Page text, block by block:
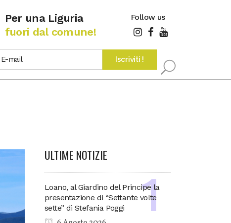
Per una Liguria
fuori dal comune!
Follow us
ULTIME NOTIZIE
Loano, al Giardino del Principe la
presentazione di “Settante volte
sette” di Stefania Poggi